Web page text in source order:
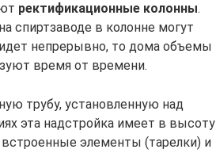
ректификационные колонны.
спиртзаводе в колонне могут
непрерывно, то дома объемы
время от времени.
трубу, установленную над
эта надстройка имеет в высоту
элементы (тарелки) и